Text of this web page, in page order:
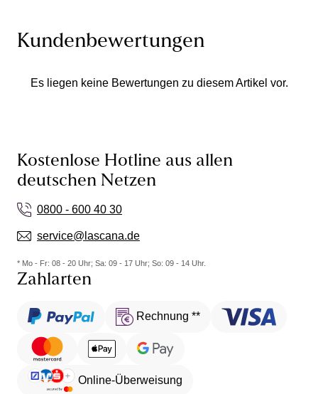
Kundenbewertungen
Es liegen keine Bewertungen zu diesem Artikel vor.
Kostenlose Hotline aus allen
deutschen Netzen
0800 - 600 40 30
service@lascana.de
* Mo - Fr: 08 - 20 Uhr; Sa: 09 - 17 Uhr; So: 09 - 14 Uhr.
Zahlarten
Rechnung **
Online-Überweisung